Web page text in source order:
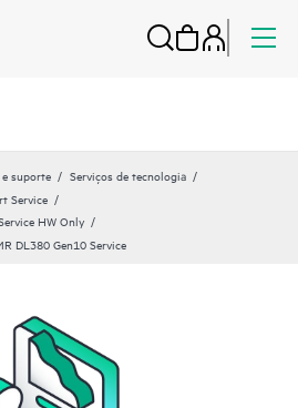
suporte
Serviços de tecnologia
Service
HW Only
DL380 Gen10 Service